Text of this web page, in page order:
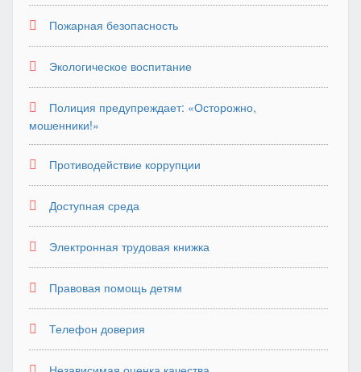
Пожарная безопасность
Экологическое воспитание
Полиция предупреждает: «Осторожно,
мошенники!»
Противодействие коррупции
Доступная среда
Электронная трудовая книжка
Правовая помощь детям
Телефон доверия